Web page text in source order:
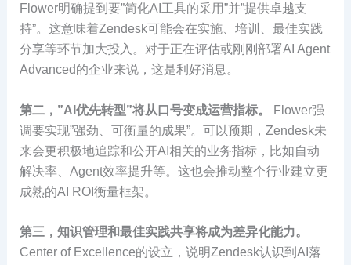
Flower明确提到要”简化AI工具的采用”并”提供卓越支
持”。这意味着Zendesk可能会在实施、培训、最佳实践
分享等环节加大投入。对于正在评估或刚刚部署AI Agent
Advanced的企业来说，这是利好消息。
第二，”AI优先转型”将从口号变成运营指标。
Flower强
调要实现”强劲、可衡量的成果”。可以预期，Zendesk未
来会更积极地追踪和公开AI相关的业务指标，比如自动
解决率、Agent效率提升等。这也会推动整个行业建立更
成熟的AI ROI衡量框架。
第三，知识管理和最佳实践共享将成为差异化能力。
Center of Excellence的设立，说明Zendesk认识到AI落